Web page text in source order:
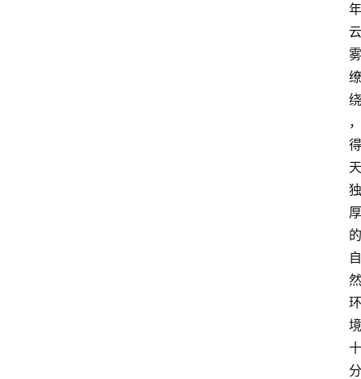
年
云
雾
缭
绕
，
得
天
独
厚
的
自
然
环
境
十
分